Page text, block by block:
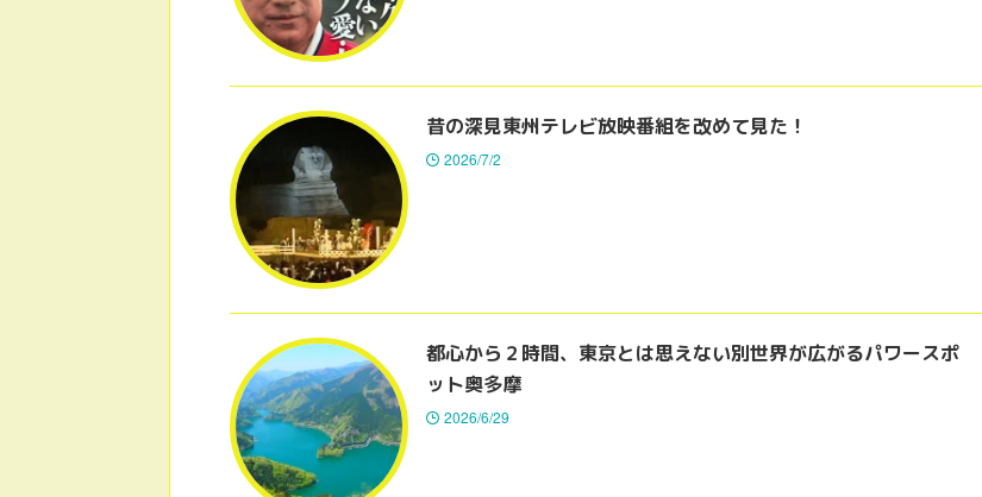
昔の深見東州テレビ放映番組を改めて見た！
2026/7/2
都心から２時間、東京とは思えない別世界が広がるパワースポ
ット奥多摩
2026/6/29